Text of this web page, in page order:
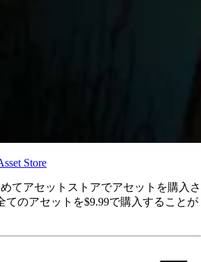
Store
めてアセットストアでアセットを購入さ
てのアセットを$9.99で購入することが